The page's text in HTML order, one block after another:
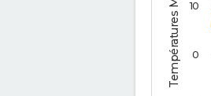
0
10